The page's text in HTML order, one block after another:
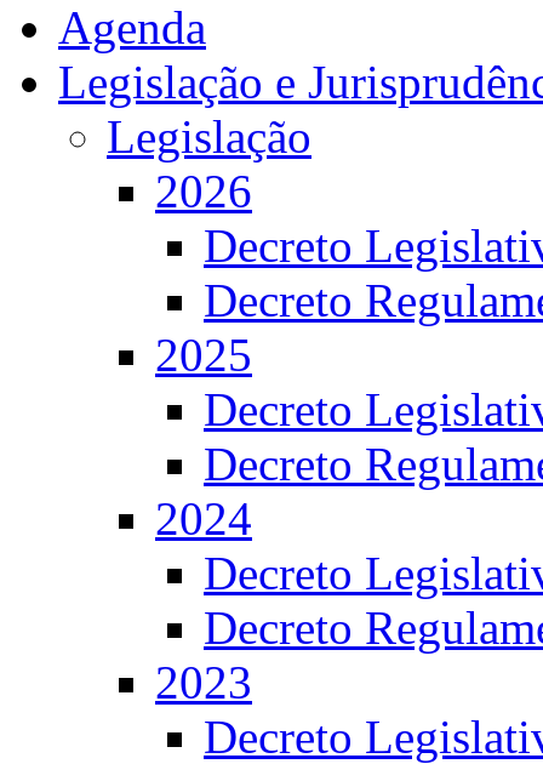
Agenda
Legislação e
Legislação
2026
Decreto
Decreto
2025
Decreto
Decreto
2024
Decreto
Decreto
2023
Decreto